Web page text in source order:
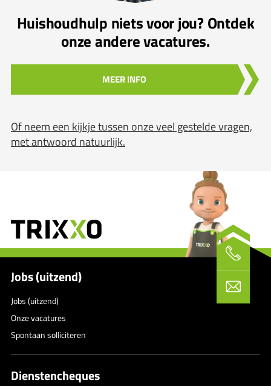
Huishoudhulp niets voor jou? Ontdek
onze andere vacatures.
MEER INFO
Of neem een kijkje tussen onze veel gestelde vragen,
met antwoord natuurlijk.
Jobs (uitzend)
Jobs (uitzend)
Onze vacatures
Spontaan solliciteren
Dienstencheques